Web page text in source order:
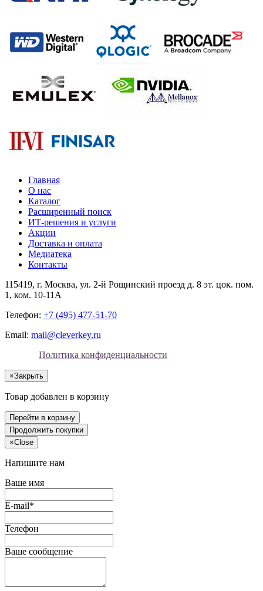
Главная
О нас
Каталог
Расширенный поиск
ИТ-решения и услуги
Акции
Доставка и оплата
Медиатека
Контакты
115419, г. Москва, ул. 2-й Рощинский проезд д. 8 эт. цок. пом.
1, ком. 10-11А
Телефон: +7 (495) 477-51-70
Email: mail@cleverkey.ru
Политика конфиденциальности
×Закрыть
Товар добавлен в корзину
Перейти в корзину
Продолжить покупки
×Close
Напишите нам
Ваше имя
E-mail*
Телефон
Ваше сообщение